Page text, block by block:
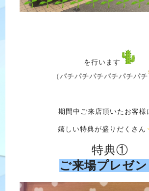
を行います
（パチパチパチパチパチパチ
期間中ご来店頂いたお客様
嬉しい特典が盛りだくさん
特典①
ご来場プレゼン